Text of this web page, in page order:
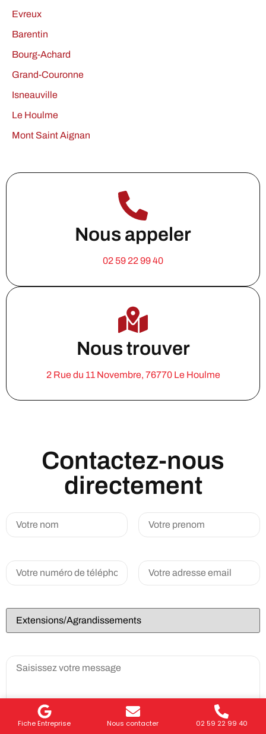
Fiche Entreprise Nous contacter 02 59 22 99 40
Evreux
Barentin
Bourg-Achard
Grand-Couronne
Isneauville
Le Houlme
Mont Saint Aignan
Nous appeler
02 59 22 99 40
Nous trouver
2 Rue du 11 Novembre, 76770 Le Houlme
Contactez-nous
directement